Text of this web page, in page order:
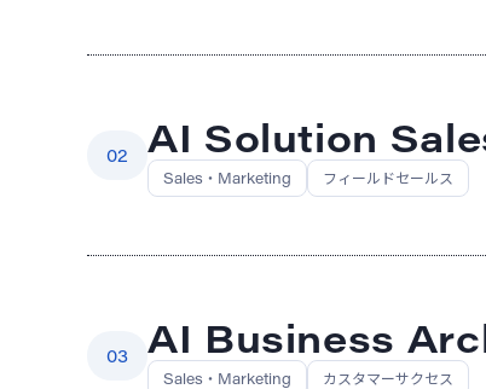
02 AI Solution Sales
Sales・Marketing フィールドセールス
03 AI Business
Sales・Marketing カスタマーサクセス